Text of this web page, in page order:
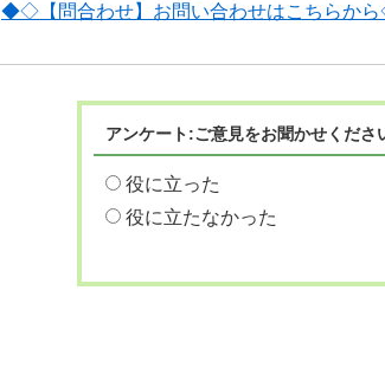
◆◇【問合わせ】お問い合わせはこちらか
アンケート:ご意見をお聞かせくださ
役に立った
役に立たなかった